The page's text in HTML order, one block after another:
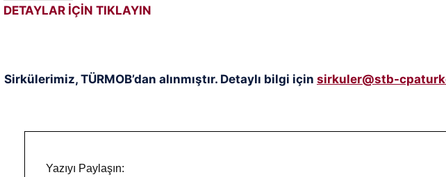
DETAYLAR İÇİN TIKLAYIN
Sirkülerimiz, TÜRMOB’dan alınmıştır. Detaylı bilgi için sirkuler@stb-
Yazıyı Paylaşın: